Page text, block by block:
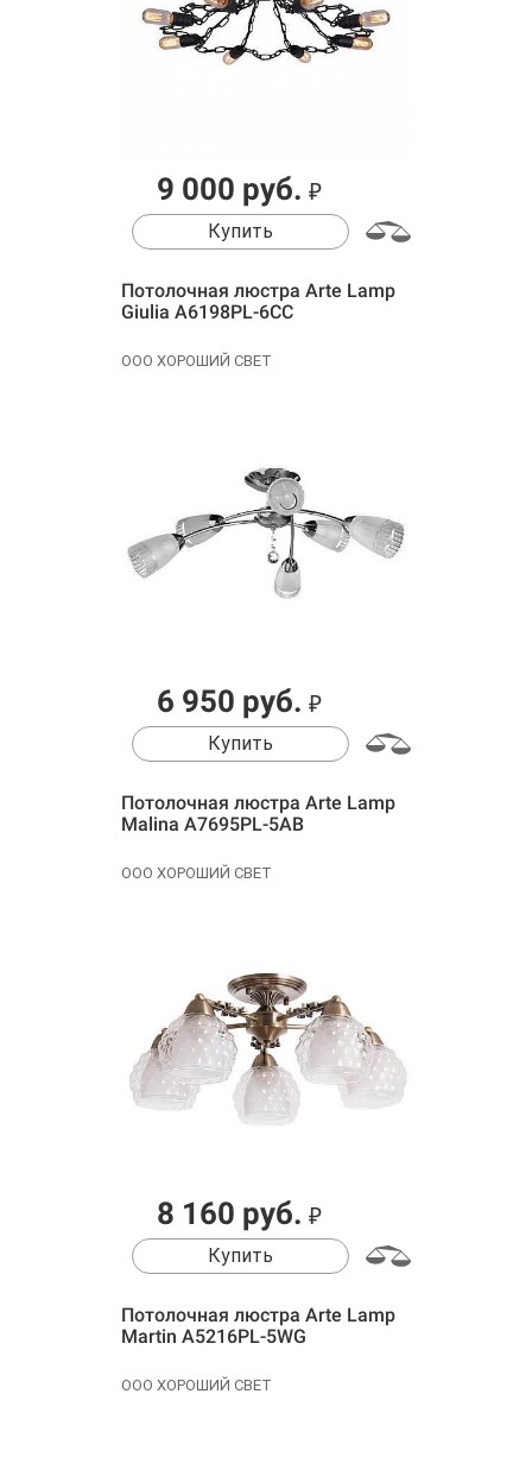
9 000 руб. ₽
Купить
Потолочная люстра Arte Lamp
Giulia A6198PL-6CC
ООО ХОРОШИЙ СВЕТ
6 950 руб. ₽
Купить
Потолочная люстра Arte Lamp
Malina A7695PL-5AB
ООО ХОРОШИЙ СВЕТ
8 160 руб. ₽
Купить
Потолочная люстра Arte Lamp
Martin A5216PL-5WG
ООО ХОРОШИЙ СВЕТ